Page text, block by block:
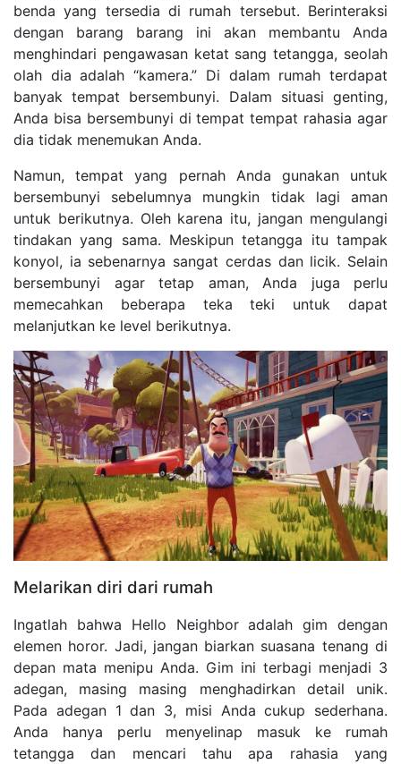
benda yang tersedia di rumah tersebut. Berinteraksi
dengan barang barang ini akan membantu Anda
menghindari pengawasan ketat sang tetangga, seolah
olah dia adalah “kamera.” Di dalam rumah terdapat
banyak tempat bersembunyi. Dalam situasi genting,
Anda bisa bersembunyi di tempat tempat rahasia agar
dia tidak menemukan Anda.
Namun, tempat yang pernah Anda gunakan untuk
bersembunyi sebelumnya mungkin tidak lagi aman
untuk berikutnya. Oleh karena itu, jangan mengulangi
tindakan yang sama. Meskipun tetangga itu tampak
konyol, ia sebenarnya sangat cerdas dan licik. Selain
bersembunyi agar tetap aman, Anda juga perlu
memecahkan beberapa teka teki untuk dapat
melanjutkan ke level berikutnya.
Melarikan diri dari rumah
Ingatlah bahwa Hello Neighbor adalah gim dengan
elemen horor. Jadi, jangan biarkan suasana tenang di
depan mata menipu Anda. Gim ini terbagi menjadi 3
adegan, masing masing menghadirkan detail unik.
Pada adegan 1 dan 3, misi Anda cukup sederhana.
Anda hanya perlu menyelinap masuk ke rumah
tetangga dan mencari tahu apa rahasia yang